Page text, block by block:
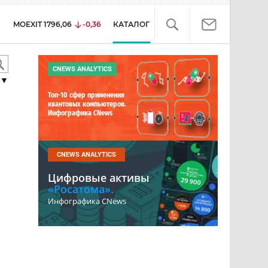
MOEXIT 1796,06 -0,36 КАТАЛОГ
CNEWS ANALYTICS
Топ-10 сфер применения
квантовых компьютеров.
Инфографика CNews
CNEWS ANALYTICS
Цифровые активы
«Росатома».
Инфографика CNews